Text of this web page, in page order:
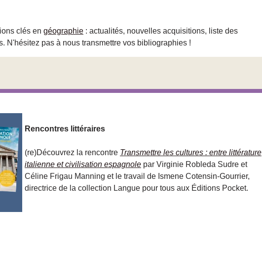
clés en géographie : actualités, nouvelles acquisitions, liste des
N'hésitez pas à nous transmettre vos bibliographies !
Rencontres littéraires
(re)Découvrez la rencontre Transmettre les cultures : entre littérature
italienne et civilisation espagnole par Virginie Robleda Sudre et
Céline Frigau Manning et le travail de Ismene Cotensin-Gourrier,
directrice de la collection Langue pour tous aux Éditions Pocket.